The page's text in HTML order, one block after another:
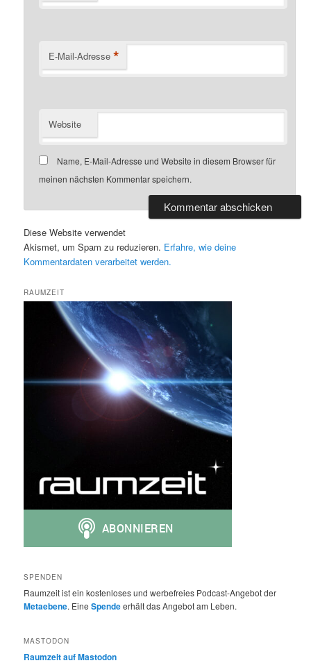
E-Mail-Adresse *
Website
Name, E-Mail-Adresse und Website in diesem Browser für
meinen nächsten Kommentar speichern.
Diese Website verwendet
Akismet, um Spam zu reduzieren. Erfahre, wie deine
Kommentardaten verarbeitet werden.
RAUMZEIT
SPENDEN
Raumzeit ist ein kostenloses und werbefreies Podcast-Angebot der
Metaebene. EineSpendeerhält das Angebot am Leben.
MASTODON
Raumzeit auf Mastodon